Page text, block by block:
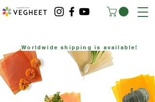
Worldwide shipping is available!
カラフル・カンタン・地球にやさ
本物の野菜を